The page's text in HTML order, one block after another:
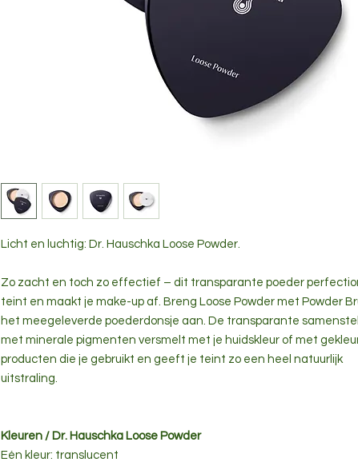
Licht en luchtig: Dr. Hauschka Loose Powder.
Zo zacht en toch zo effectief – dit transparante poeder
teint en maakt je make-up af. Breng Loose Powder met Powder
het meegeleverde poederdonsje aan. De transparante
met minerale pigmenten versmelt met je huidskleur of met
producten die je gebruikt en geeft je teint zo een heel natuurlijk
uitstraling.
Kleuren / Dr. Hauschka Loose Powder
Eén kleur: translucent